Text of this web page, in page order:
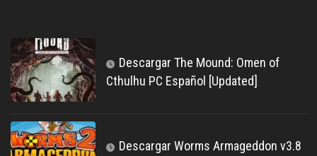
Descargar The Mound: Omen of
Cthulhu PC Español [Updated]
Descargar Worms Armageddon v3.8